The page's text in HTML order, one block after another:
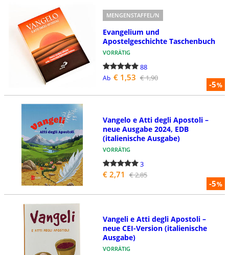
-5%
MENGENSTAFFEL/N
Evangelium und
Apostelgeschichte Taschenbuch
VORRÄTIG
88
Ab € 1,53 € 1,90
-5%
Vangelo e Atti degli Apostoli –
neue Ausgabe 2024, EDB
(italienische Ausgabe)
VORRÄTIG
3
€ 2,71 € 2,85
Vangeli e Atti degli Apostoli –
neue CEI-Version (italienische
Ausgabe)
VORRÄTIG